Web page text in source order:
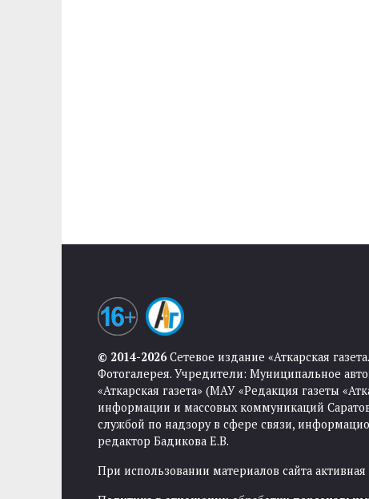
© 2014-2026Сетевое издание «Аткарская
Фотогалерея. Учредители: Муниципальное
«Аткарская газета» (МАУ «Редакция газеты
информации и массовых коммуникаций
службой по надзору в сфере связи,
редактор Бадикова Е.В.
При использовании материалов сайта активная